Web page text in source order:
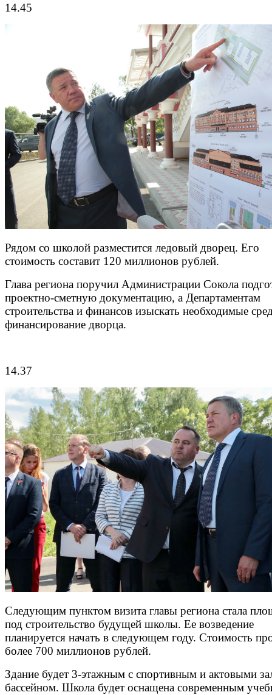
14.45
Рядом со школой разместится ледовый дворец. Его
стоимость составит 120 миллионов рублей.
Глава региона поручил Администрации Сокола
проектно-сметную документацию, а Департаментам
строительства и финансов изыскать необходимые
финансирование дворца.
14.37
Следующим пунктом визита главы региона стала
под строительство будущей школы. Ее возведение
планируется начать в следующем году. Стоимость
более 700 миллионов рублей.
Здание будет 3-этажным с спортивным и актовыми
бассейном. Школа будет оснащена современным